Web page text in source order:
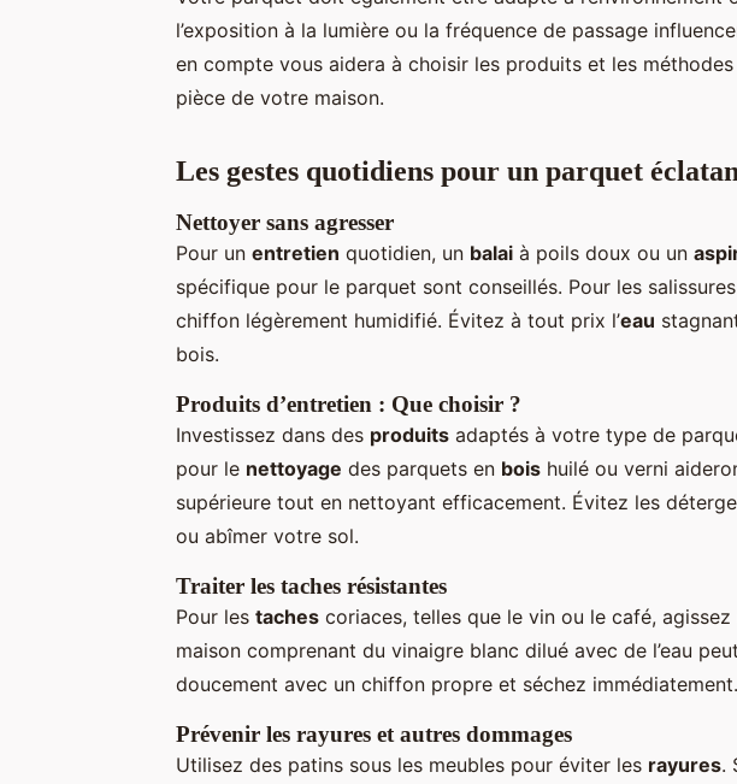
l’exposition à la lumière ou la fréquence de passage
en compte vous aidera à choisir les produits et les
pièce de votre maison.
Les gestes quotidiens pour un parquet
Nettoyer sans agresser
Pour un entretien quotidien, un balai à poils doux ou un
spécifique pour le parquet sont conseillés. Pour les
chiffon légèrement humidifié. Évitez à tout prix l’eau
bois.
Produits d’entretien : Que choisir ?
Investissez dans des produits adaptés à votre type de
pour le nettoyage des parquets en bois huilé ou verni
supérieure tout en nettoyant efficacement. Évitez les
ou abîmer votre sol.
Traiter les taches résistantes
Pour les taches coriaces, telles que le vin ou le café,
maison comprenant du vinaigre blanc dilué avec de l’eau
doucement avec un chiffon propre et séchez immédiatement.
Prévenir les rayures et autres dommages
Utilisez des patins sous les meubles pour éviter les rayures.